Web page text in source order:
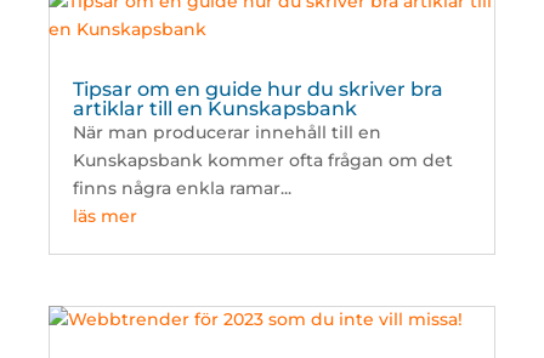
Tipsar om en guide hur du skriver bra
artiklar till en Kunskapsbank
När man producerar innehåll till en
Kunskapsbank kommer ofta frågan om det
finns några enkla ramar...
läs mer